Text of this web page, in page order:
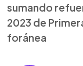
sumando
2023 de
foránea